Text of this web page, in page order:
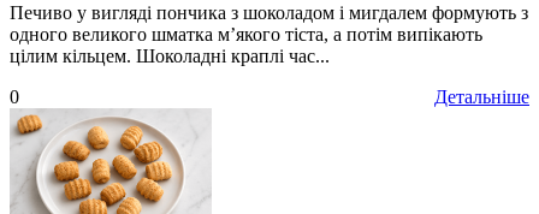
Печиво у вигляді пончика з шоколадом і мигдалем формують з
одного великого шматка м’якого тіста, а потім випікають
цілим кільцем. Шоколадні краплі час...
Детальніше
0